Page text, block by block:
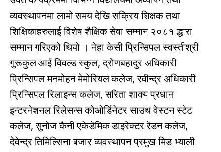
व्यवस्थापनमा लामो समय देखि सक्रिय शिक्षक तथा
शिक्षिकाहरुलाई विशेष शैक्षिक सेवा सम्मान २०८१ द्धारा
सम्मान गरिएको थियो । नेहा केसी प्रिन्सिपल स्वस्तीश्री
गुरूकुल आई विवल्ड स्कुल, द्रोणबहादुर अधिकारी
प्रिन्सिपल मनमोहन मेमोरियल कलेज, रवीन्द्र अधिकारी
प्रिन्सिपल रिलाइन्स कलेज, सरिता शाक्य प्रधान
इन्टरनेशनल रिलेसन्स कोओर्डिनेटर साउथ वेस्टन स्टेट
कलेज, सुनोज कैनी एकेडेमिक डाइरेक्टर रेडन कलेज,
देवेन्द्र तिमिल्सिना बजार व्यवस्थापन प्रमुख मिड भ्याली